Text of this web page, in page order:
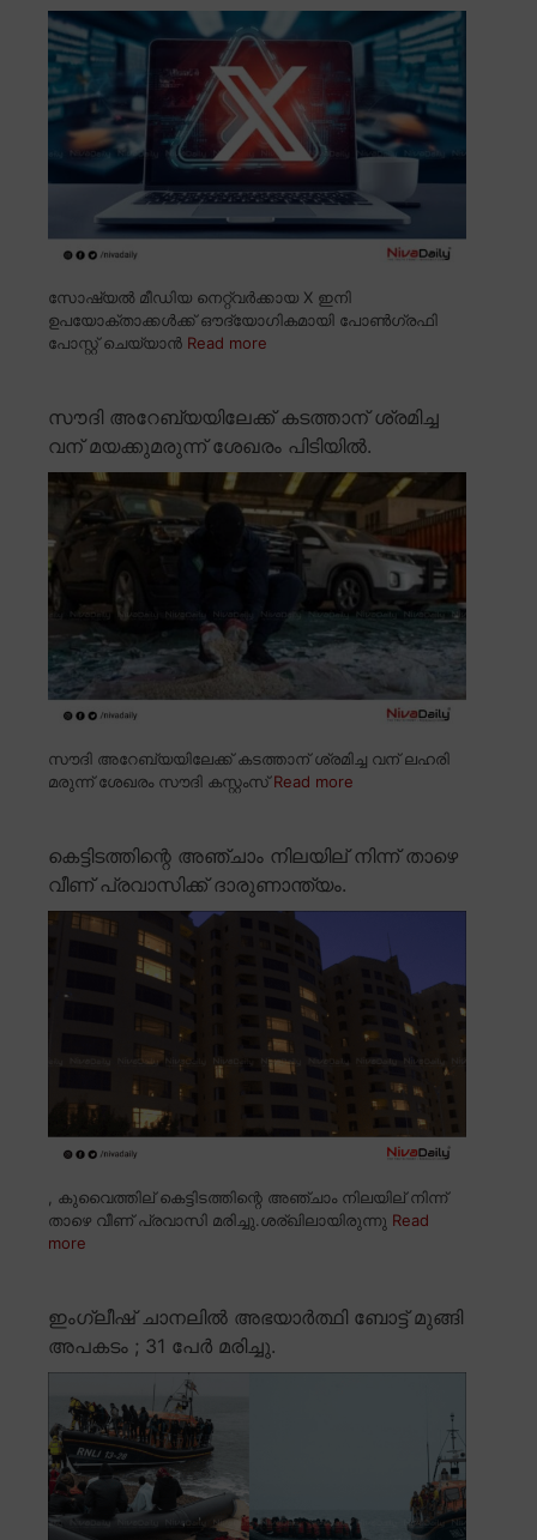
സോഷ്യൽ മീഡിയ നെറ്റ്വർക്കായ X ഇനി
ഉപയോക്താക്കൾക്ക് ഔദ്യോഗികമായി പോൺഗ്രഫി
പോസ്റ്റ് ചെയ്യാൻ Read more
സൗദി അറേബ്യയിലേക്ക് കടത്താന് ശ്രമിച്ച
വന് മയക്കുമരുന്ന് ശേഖരം പിടിയിൽ.
സൗദി അറേബ്യയിലേക്ക് കടത്താന് ശ്രമിച്ച വന് ലഹരി
മരുന്ന് ശേഖരം സൗദി കസ്റ്റംസ്Read more
കെട്ടിടത്തിന്റെ അഞ്ചാം നിലയില് നിന്ന് താഴെ
വീണ് പ്രവാസിക്ക് ദാരുണാന്ത്യം.
, കുവൈത്തില് കെട്ടിടത്തിന്റെ അഞ്ചാം നിലയില് നിന്ന്
താഴെ വീണ് പ്രവാസി മരിച്ചു.ശര്ഖിലായിരുന്നു Read
more
ഇംഗ്ലീഷ് ചാനലിൽ അഭയാർത്ഥി ബോട്ട് മുങ്ങി
അപകടം ; 31 പേർ മരിച്ചു.